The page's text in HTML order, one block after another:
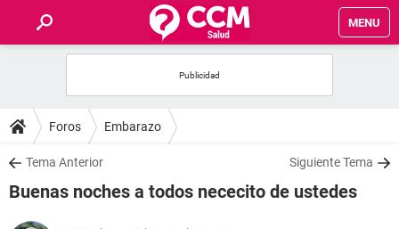
MENU
FOROS
SALUD
Foros Embarazo
Tema Anterior Siguiente Tema
Buenas noches a todos nececito de ustedes